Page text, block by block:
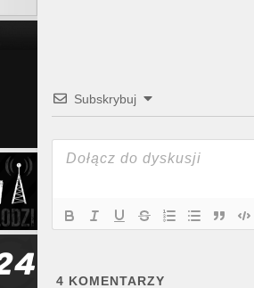
Subskrybuj
4 KOMENTARZY